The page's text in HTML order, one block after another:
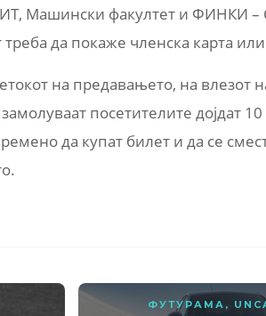
Машински факултет и ФИНКИ –
да покаже членска карта
на предавањето, на влезот
посетителите дојдат
да купат билет и да се
ФУТУРАМА ,